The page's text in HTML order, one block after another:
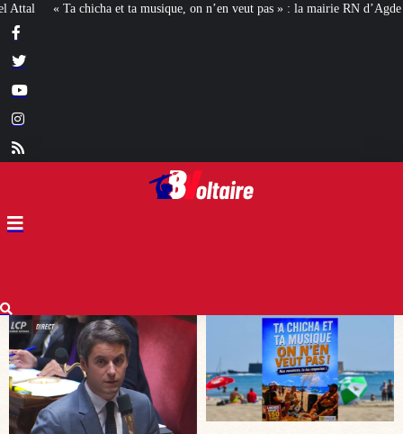
n’en veut pas » : la mairie RN d’Agde face à la meute « antiraciste » La